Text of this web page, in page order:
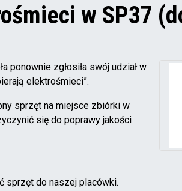
w SP37
ponownie zgłosiła swój udział w
elektrośmieci”.
sprzęt na miejsce zbiórki w
się do poprawy jakości
sprzęt do naszej placówki.